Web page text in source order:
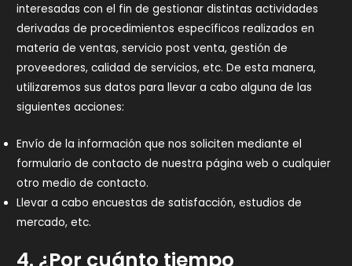
interesadas con el fin de gestionar distintas actividades
derivadas de procedimientos específicos realizados en
materia de ventas, servicio post venta, gestión de
proveedores, calidad de servicios, etc. De esta manera,
utilizaremos sus datos para llevar a cabo alguna de las
siguientes acciones:
Envío de la información que nos soliciten mediante el
formulario de contacto de nuestra página web o cualquier
otro medio de contacto.
Llevar a cabo encuestas de satisfacción, estudios de
mercado, etc.
4. ¿Por cuánto tiempo